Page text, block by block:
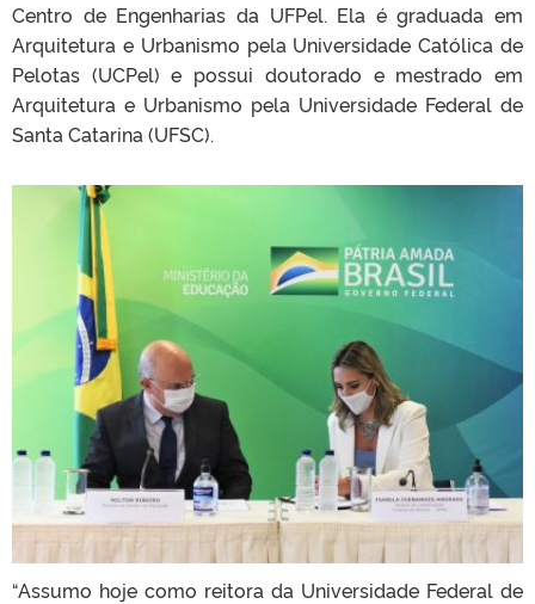
Centro de Engenharias da UFPel. Ela é graduada em
Arquitetura e Urbanismo pela Universidade Católica de
Pelotas (UCPel) e possui doutorado e mestrado em
Arquitetura e Urbanismo pela Universidade Federal de
Santa Catarina (UFSC).
“Assumo hoje como reitora da Universidade Federal de